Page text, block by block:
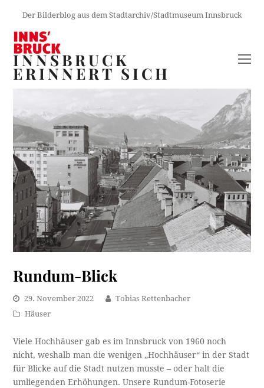
Der Bilderblog aus dem Stadtarchiv/Stadtmuseum Innsbruck
INNSBRUCK
ERINNERT SICH
Rundum-Blick
29. November 2022
Tobias Rettenbacher
Häuser
Viele Hochhäuser gab es im Innsbruck von 1960 noch
nicht, weshalb man die wenigen „Hochhäuser“ in der Stadt
für Blicke auf die Stadt nutzen musste – oder halt die
umliegenden Erhöhungen. Unsere Rundum-Fotoserie